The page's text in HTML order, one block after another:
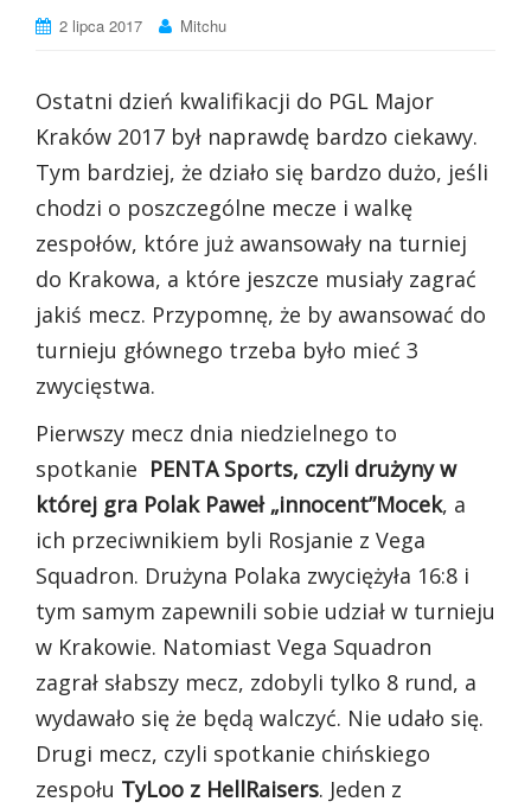
2 lipca 2017 Mitchu
Ostatni dzień kwalifikacji do PGL Major
Kraków 2017 był naprawdę bardzo ciekawy.
Tym bardziej, że działo się bardzo dużo, jeśli
chodzi o poszczególne mecze i walkę
zespołów, które już awansowały na turniej
do Krakowa, a które jeszcze musiały zagrać
jakiś mecz. Przypomnę, że by awansować do
turnieju głównego trzeba było mieć 3
zwycięstwa.
Pierwszy mecz dnia niedzielnego to
spotkanie PENTA Sports, czyli drużyny w
której gra Polak Paweł „innocent”Mocek, a
ich przeciwnikiem byli Rosjanie z Vega
Squadron. Drużyna Polaka zwyciężyła 16:8 i
tym samym zapewnili sobie udział w turnieju
w Krakowie. Natomiast Vega Squadron
zagrał słabszy mecz, zdobyli tylko 8 rund, a
wydawało się że będą walczyć. Nie udało się.
Drugi mecz, czyli spotkanie chińskiego
zespołu TyLoo z HellRaisers. Jeden z